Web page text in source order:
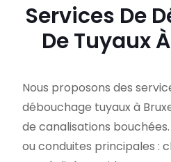
Services De
De Tuyaux
Nous proposons des
débouchage tuyaux à
de canalisations bouchées.
ou conduites principales :